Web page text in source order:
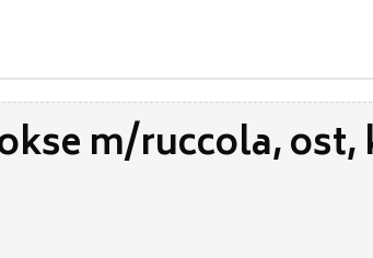
m/ruccola, ost,